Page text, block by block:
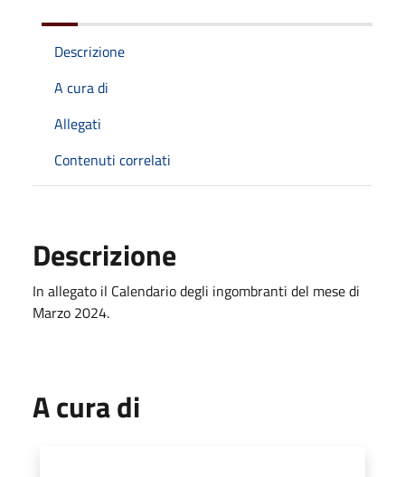
Descrizione
A cura di
Allegati
Contenuti correlati
Descrizione
In allegato il Calendario degli ingombranti del mese di
Marzo 2024.
A cura di